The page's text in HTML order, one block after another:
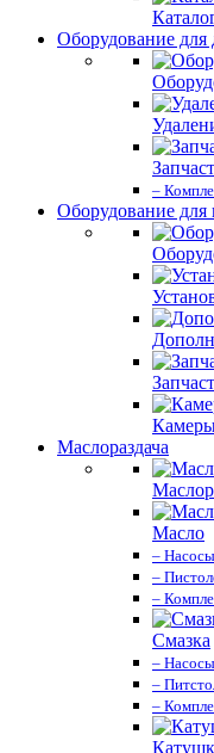
Оборудование для
–
Оборудование
Маслораздача
Масло
–
–
–
Смазка
–
–
–